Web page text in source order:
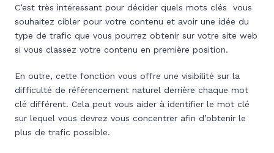
C’est très intéressant pour décider quels mots clés vous
souhaitez cibler pour votre contenu et avoir une idée du
type de trafic que vous pourrez obtenir sur votre site web
si vous classez votre contenu en première position.
En outre, cette fonction vous offre une visibilité sur la
difficulté de référencement naturel derrière chaque mot
clé différent. Cela peut vous aider à identifier le mot clé
sur lequel vous devrez vous concentrer afin d’obtenir le
plus de trafic possible.